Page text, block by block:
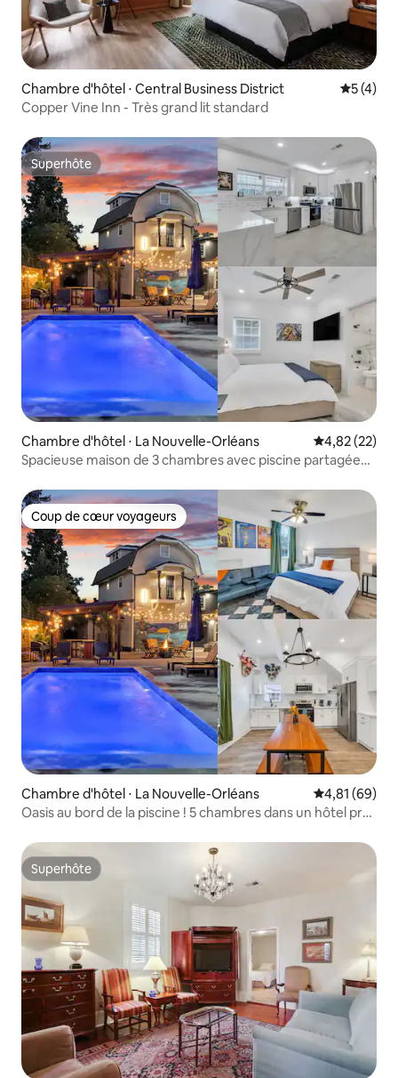
Chambre d'hôtel ⋅ Central Business District
5 (4)
Copper Vine Inn - Très grand lit standard
Superhôte
Superhôte
Chambre d'hôtel ⋅ La Nouvelle-Orléans Évaluation
4,82 (22)
Spacieuse maison de 3 chambres avec piscine partagée
Coup de cœur voyageurs
Coup de cœur voyageurs
Chambre d'hôtel ⋅ La Nouvelle-Orléans Évaluation
4,81 (69)
Oasis au bord de la piscine ! 5 chambres dans un hôtel près
Superhôte
Superhôte